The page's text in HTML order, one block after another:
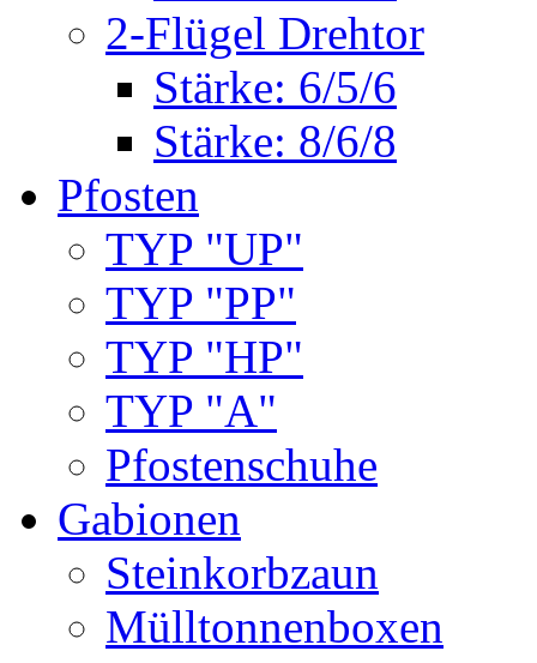
2-Flügel Drehtor
Stärke: 6/5/6
Stärke: 8/6/8
Pfosten
TYP "UP"
TYP "PP"
TYP "HP"
TYP "A"
Pfostenschuhe
Gabionen
Steinkorbzaun
Mülltonnenboxen